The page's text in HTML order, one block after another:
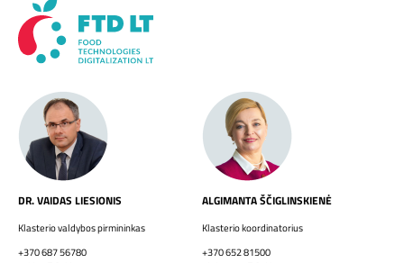
DR. VAIDAS LIESIONIS
Klasterio valdybos pirmininkas
+370 687 56780
ALGIMANTA ŠČIGLINSKIENĖ
Klasterio koordinatorius
+370 652 81500